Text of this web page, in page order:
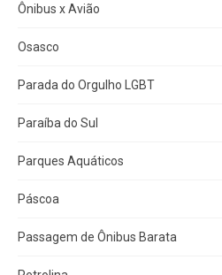
Ônibus x Avião
Osasco
Parada do Orgulho LGBT
Paraíba do Sul
Parques Aquáticos
Páscoa
Passagem de Ônibus Barata